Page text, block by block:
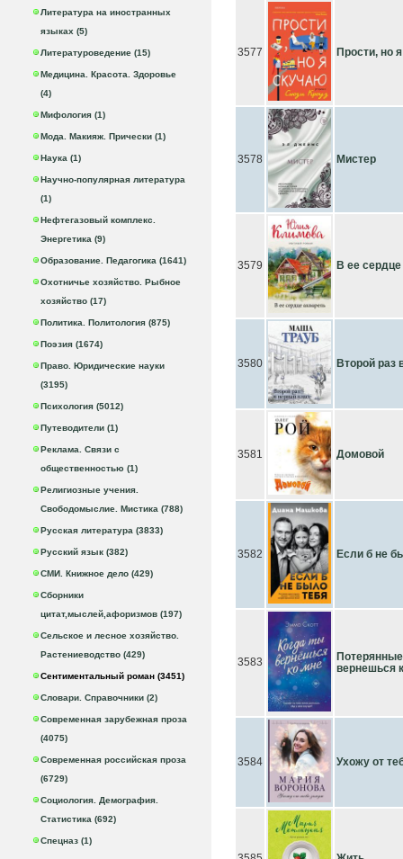
Литература на иностранных
языках (5)
Литературоведение (15)
Медицина. Красота. Здоровье
(4)
Мифология (1)
Мода. Макияж. Прически (1)
Наука (1)
Научно-популярная литература
(1)
Нефтегазовый комплекс.
Энергетика (9)
Образование. Педагогика (1641)
Охотничье хозяйство. Рыбное
хозяйство (17)
Политика. Политология (875)
Поэзия (1674)
Право. Юридические науки
(3195)
Психология (5012)
Путеводители (1)
Реклама. Связи с
общественностью (1)
Религиозные учения.
Свободомыслие. Мистика (788)
Русская литература (3833)
Русский язык (382)
СМИ. Книжное дело (429)
Сборники
цитат,мыслей,афоризмов (197)
Сельское и лесное хозяйство.
Растениеводство (429)
Сентиментальный роман (3451)
Словари. Справочники (2)
Современная зарубежная проза
(4075)
Современная российская проза
(6729)
Социология. Демография.
Статистика (692)
Спецназ (1)
3577 Прости, но
3578 Мистер
3579 В ее
3580 Второй раз
3581 Домовой
3582 Если б не
3583
вернешься
3584 Ухожу от